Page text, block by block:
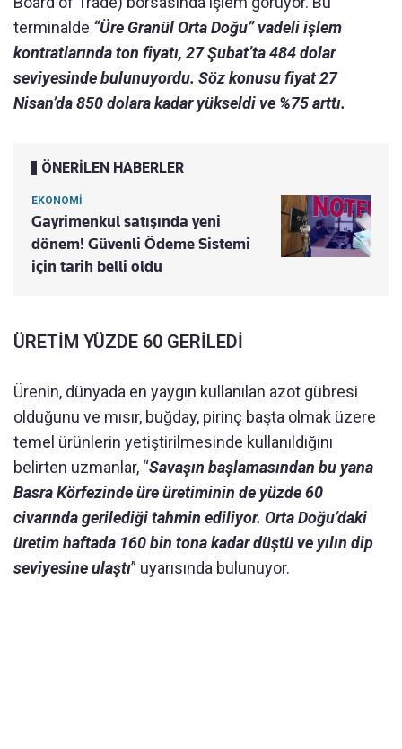
terminalde “Üre Granül Orta Doğu” vadeli işlem
kontratlarında ton fiyatı, 27 Şubat’ta 484 dolar
seviyesinde bulunuyordu. Söz konusu fiyat 27
Nisan’da 850 dolara kadar yükseldi ve %75 arttı.
ÖNERİLEN HABERLER
EKONOMİ
Gayrimenkul satışında yeni
dönem! Güvenli Ödeme Sistemi
için tarih belli oldu
ÜRETİM YÜZDE 60 GERİLEDİ
Ürenin, dünyada en yaygın kullanılan azot gübresi
olduğunu ve mısır, buğday, pirinç başta olmak üzere
temel ürünlerin yetiştirilmesinde kullanıldığını
belirten uzmanlar, “Savaşın başlamasından bu yana
Basra Körfezinde üre üretiminin de yüzde 60
civarında gerilediği tahmin ediliyor. Orta Doğu’daki
üretim haftada 160 bin tona kadar düştü ve yılın dip
seviyesine ulaştı” uyarısında bulunuyor.